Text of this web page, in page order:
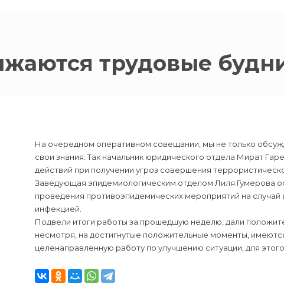
трудовые
На очередном оперативном совещании, мы не только
свои знания. Так начальник юридического отдела Мират
действий при получении угроз совершения
Заведующая эпидемиологическим отделом Лиля Гумерова
проведения противоэпидемических мероприятий на
инфекцией.
Подвели итоги работы за прошедшую неделю, дали
несмотря, на достигнутые положительные моменты,
целенаправленную работу по улучшению ситуации, для